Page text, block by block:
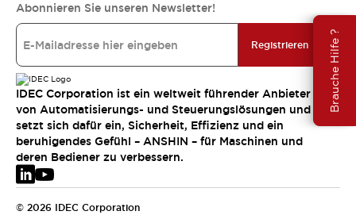
Brauche Hilfe ?
Abonnieren Sie unseren Newsletter!
Registrieren
IDEC Corporation ist ein weltweit führender Anbieter
von Automatisierungs- und Steuerungslösungen und
setzt sich dafür ein, Sicherheit, Effizienz und ein
beruhigendes Gefühl – ANSHIN – für Maschinen und
deren Bediener zu verbessern.
© 2026 IDEC Corporation